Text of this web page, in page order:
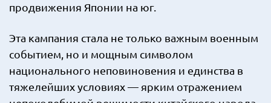
продвижения Японии на юг.
Эта кампания стала не только важным военным
событием, но и мощным символом
национального неповиновения и единства в
тяжелейших условиях — ярким отражением